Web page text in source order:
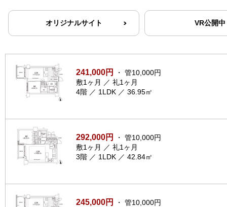
オリジナルサイト VR公開中
241,000円
・ 管10,000円
敷1ヶ月 ／ 礼1ヶ月
4階 ／ 1LDK ／ 36.95㎡
292,000円
・ 管10,000円
敷1ヶ月 ／ 礼1ヶ月
3階 ／ 1LDK ／ 42.84㎡
245,000円
・ 管10,000円